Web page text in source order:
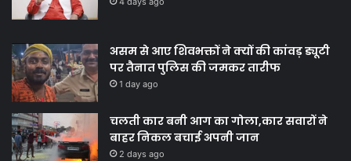
असम से आए शिवभक्तों ने क्यों की कांवड़ ड्यूटी
पर तैनात पुलिस की जमकर तारीफ
1 day ago
चलती कार बनी आग का गोला,कार सवारों ने
बाहर निकल बचाई अपनी जान
2 days ago